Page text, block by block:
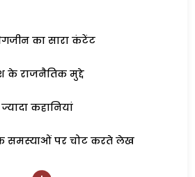
का सारा कंटेंट
के राजनैतिक मुद्दे
कहानियां
समस्याओं पर चोट करते लेख